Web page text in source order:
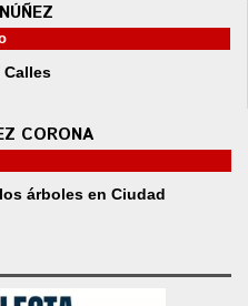
Calles
CORONA
árboles en Ciudad